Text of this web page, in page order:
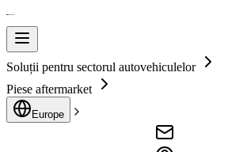
Soluții pentru sectorul autovehiculelor
Piese aftermarket
Europe